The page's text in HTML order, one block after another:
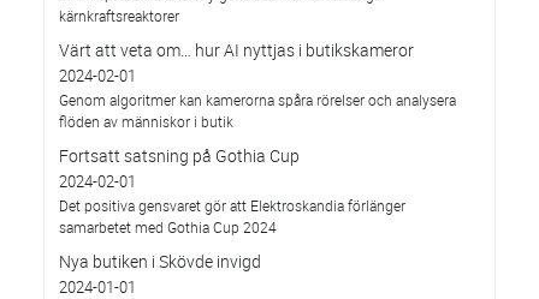
kärnkraftsreaktorer
Värt att veta om… hur AI nyttjas i butikskameror
2024-02-01
Genom algoritmer kan kamerorna spåra rörelser och analysera
flöden av människor i butik
Fortsatt satsning på Gothia Cup
2024-02-01
Det positiva gensvaret gör att Elektroskandia förlänger
samarbetet med Gothia Cup 2024
Nya butiken i Skövde invigd
2024-01-01